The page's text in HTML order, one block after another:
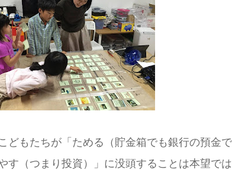
どもたちが「ためる（貯金箱でも銀行の預金
す（つまり投資）」に没頭することは本望で